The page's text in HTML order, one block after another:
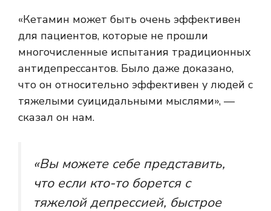
«Кетамин может быть очень эффективен
для пациентов, которые не прошли
многочисленные испытания традиционных
антидепрессантов. Было даже доказано,
что он относительно эффективен у людей с
тяжелыми суицидальными мыслями», —
сказал он нам.
«Вы можете себе представить,
что если кто-то борется с
тяжелой депрессией, быстрое